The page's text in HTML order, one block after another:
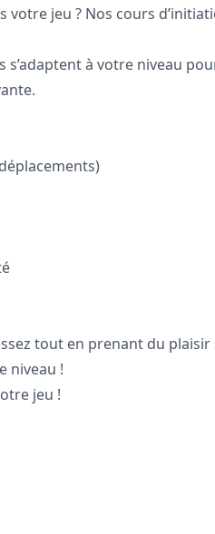
votre jeu ? Nos cours
s’adaptent à votre niveau
tout en prenant du
niveau !
jeu !